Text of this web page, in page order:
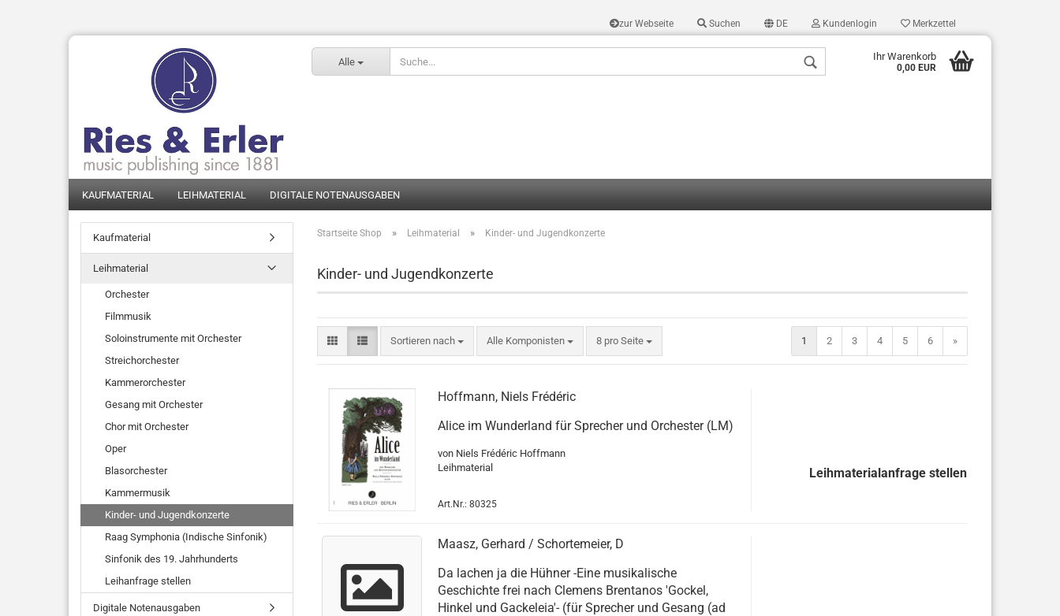
zur Webseite Suchen DE Kundenlogin Merkzettel
Alle Ihr Warenkorb
0,00 EUR
KAUFMATERIAL LEIHMATERIAL DIGITALE NOTENAUSGABEN
Startseite Shop » Leihmaterial » Kinder- und Jugendkonzerte
Kinder- und Jugendkonzerte
Sortieren nach Alle Komponisten 8 pro Seite 1 2 3 4 5 6 »
Hoffmann, Niels Frédéric
Alice im Wunderland für Sprecher und Orchester (LM)
von Niels Frédéric Hoffmann
Leihmaterial
Art.Nr.: 80325
Leihmaterialanfrage stellen
Maasz, Gerhard / Schortemeier, D
Da lachen ja die Hühner -Eine musikalische
Geschichte frei nach Clemens Brentanos 'Gockel,
Hinkel und Gackeleia'- (für Sprecher und Gesang (ad
Kaufmaterial
Leihmaterial
Orchester
Filmmusik
Soloinstrumente mit Orchester
Streichorchester
Kammerorchester
Gesang mit Orchester
Chor mit Orchester
Oper
Blasorchester
Kammermusik
Kinder- und Jugendkonzerte
Raag Symphonia (Indische Sinfonik)
Sinfonik des 19. Jahrhunderts
Leihanfrage stellen
Digitale Notenausgaben